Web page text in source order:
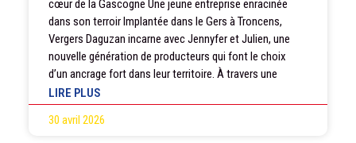
cœur de la Gascogne Une jeune entreprise enracinée
dans son terroir Implantée dans le Gers à Troncens,
Vergers Daguzan incarne avec Jennyfer et Julien, une
nouvelle génération de producteurs qui font le choix
d’un ancrage fort dans leur territoire. À travers une
LIRE PLUS
30 avril 2026